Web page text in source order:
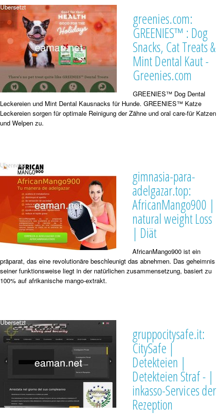
greenies.com:
GREENIES™ : Dog
Snacks, Cat Treats &
Mint Dental Kaut -
Greenies.com
GREENIES™ Dog Dental
Leckereien und Mint Dental Kausnacks für Hunde. GREENIES™ Katze
Leckereien sorgen für optimale Reinigung der Zähne und oral care-für Katzen
und Welpen zu.
gimnasia-para-
adelgazar.top:
AfricanMango900 |
natural weight Loss
| Diät
AfricanMango900 ist ein
präparat, das eine revolutionäre beschleunigt das abnehmen. Das geheimnis
seiner funktionsweise liegt in der natürlichen zusammensetzung, basiert zu
100% auf afrikanische mango-extrakt.
gruppocitysafe.it:
CitySafe |
Detekteien |
Detekteien Straf - |
inkasso-Services der
Rezeption